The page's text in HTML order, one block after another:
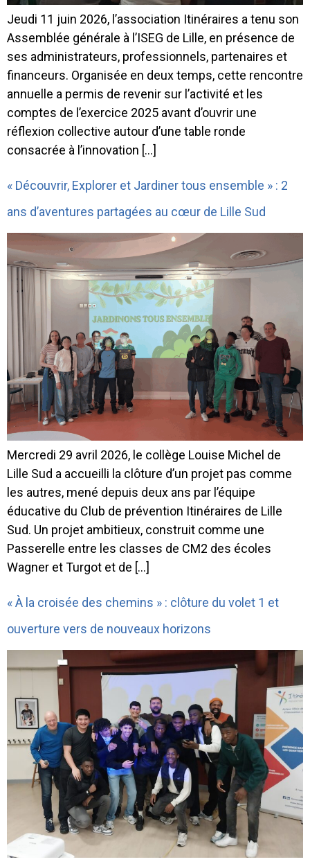
Jeudi 11 juin 2026, l’association Itinéraires a tenu son
Assemblée générale à l’ISEG de Lille, en présence de
ses administrateurs, professionnels, partenaires et
financeurs. Organisée en deux temps, cette rencontre
annuelle a permis de revenir sur l’activité et les
comptes de l’exercice 2025 avant d’ouvrir une
réflexion collective autour d’une table ronde
consacrée à l’innovation […]
« Découvrir, Explorer et Jardiner tous ensemble » : 2
ans d’aventures partagées au cœur de Lille Sud
Mercredi 29 avril 2026, le collège Louise Michel de
Lille Sud a accueilli la clôture d’un projet pas comme
les autres, mené depuis deux ans par l’équipe
éducative du Club de prévention Itinéraires de Lille
Sud. Un projet ambitieux, construit comme une
Passerelle entre les classes de CM2 des écoles
Wagner et Turgot et de […]
« À la croisée des chemins » : clôture du volet 1 et
ouverture vers de nouveaux horizons